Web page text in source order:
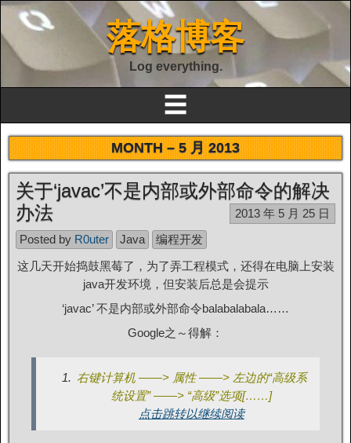
落格博客
Log everything.
☰
MONTH –5 月 2013
关于‘javac’不是内部或外部命令的解决
办法
2013 年 5 月 25 日
Posted by R0uter Java
编程开发
这几天开始捣鼓黑莓了，为了弄工程模式，还得在电脑上安装
java开发环境，但安装后总是会提示
‘javac’ 不是内部或外部命令balabalabala……
Google之～得解：
右键计算机 ——> 属性 ——> 左边的“高级系
统设置” ——> “高级”选项[……]
点击跳转以继续阅读